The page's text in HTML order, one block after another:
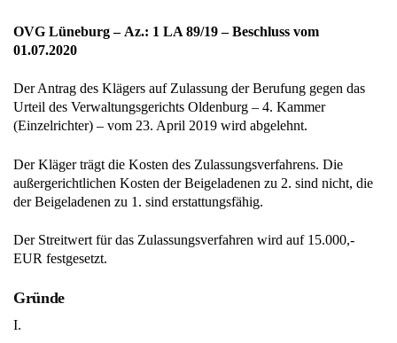
OVG Lüneburg – Az.: 1 LA 89/19 – Beschluss vom
01.07.2020
Der Antrag des Klägers auf Zulassung der Berufung gegen das
Urteil des Verwaltungsgerichts Oldenburg – 4. Kammer
(Einzelrichter) – vom 23. April 2019 wird abgelehnt.
Der Kläger trägt die Kosten des Zulassungsverfahrens. Die
außergerichtlichen Kosten der Beigeladenen zu 2. sind nicht, die
der Beigeladenen zu 1. sind erstattungsfähig.
Der Streitwert für das Zulassungsverfahren wird auf 15.000,-
EUR festgesetzt.
Gründe
I.